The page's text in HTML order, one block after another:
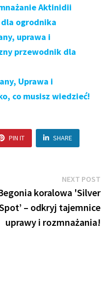
Aktinidii
ogrodnika
uprawa i
przewodnik dla
Uprawa i
co musisz wiedzieć!
PIN IT SHARE
NEXT POST
koralowa 'Silver
– odkryj tajemnice
uprawy i rozmnażania!